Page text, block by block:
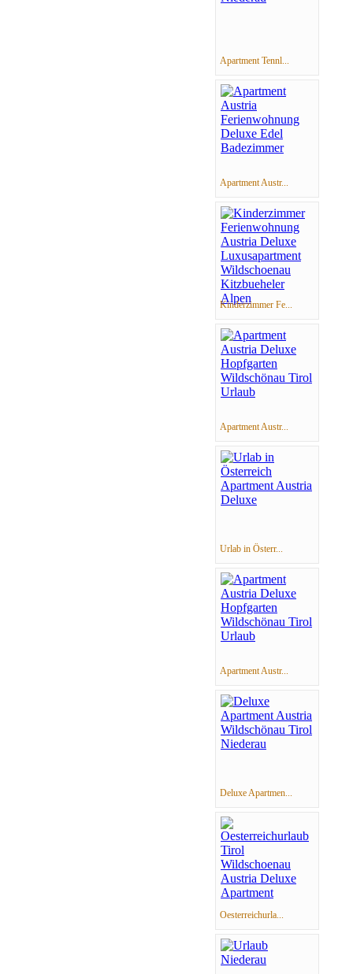
Apartment Tennl...
Apartment Austr...
Kinderzimmer Fe...
Apartment Austr...
Urlab in Österr...
Apartment Austr...
Deluxe Apartmen...
Oesterreichurla...